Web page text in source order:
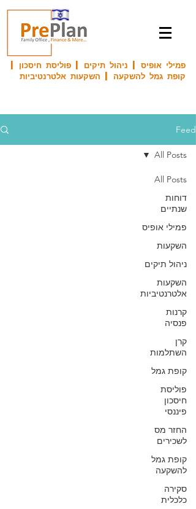
פמילי אופיס | ניהול תיקים | פוליסת חיסכון |
קופת גמל להשקעה | השקעות אלטרנטיביות
Feed
All Posts
דוחות
שנתיים
פמילי אופיס
השקעות
ניהול תיקים
השקעות
אלטרנטיביות
קרנות
פנסיה
קרן
השתלמות
קופת גמל
פוליסת
חיסכון
פיננסי
החזר מס
לשכירים
קופת גמל
להשקעה
סקירה
כלכלית
All Posts